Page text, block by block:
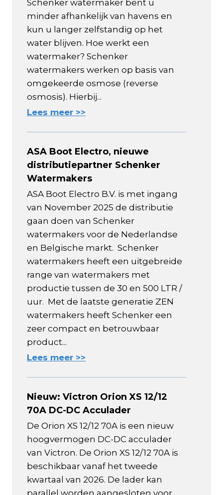
Schenker watermaker bent u
minder afhankelijk van havens en
kun u langer zelfstandig op het
water blijven. Hoe werkt een
watermaker? Schenker
watermakers werken op basis van
omgekeerde osmose (reverse
osmosis). Hierbij...
Lees meer >>
ASA Boot Electro, nieuwe
distributiepartner Schenker
Watermakers
ASA Boot Electro B.V. is met ingang
van November 2025 de distributie
gaan doen van Schenker
watermakers voor de Nederlandse
en Belgische markt. Schenker
watermakers heeft een uitgebreide
range van watermakers met
productie tussen de 30 en 500 LTR /
uur. Met de laatste generatie ZEN
watermakers heeft Schenker een
zeer compact en betrouwbaar
product...
Lees meer >>
Nieuw: Victron Orion XS 12/12
70A DC-DC Acculader
De Orion XS 12/12 70A is een nieuw
hoogvermogen DC-DC acculader
van Victron. De Orion XS 12/12 70A is
beschikbaar vanaf het tweede
kwartaal van 2026. De lader kan